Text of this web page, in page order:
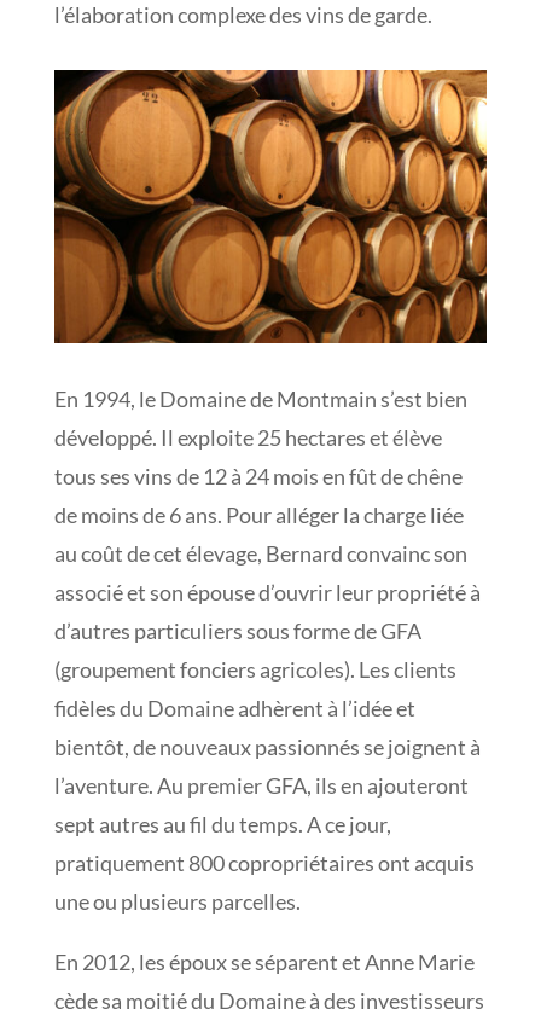
l’élaboration complexe des vins de garde.
En 1994, le Domaine de Montmain s’est bien
développé. Il exploite 25 hectares et élève
tous ses vins de 12 à 24 mois en fût de chêne
de moins de 6 ans. Pour alléger la charge liée
au coût de cet élevage, Bernard convainc son
associé et son épouse d’ouvrir leur propriété à
d’autres particuliers sous forme de GFA
(groupement fonciers agricoles). Les clients
fidèles du Domaine adhèrent à l’idée et
bientôt, de nouveaux passionnés se joignent à
l’aventure. Au premier GFA, ils en ajouteront
sept autres au fil du temps. A ce jour,
pratiquement 800 copropriétaires ont acquis
une ou plusieurs parcelles.
En 2012, les époux se séparent et Anne Marie
cède sa moitié du Domaine à des investisseurs